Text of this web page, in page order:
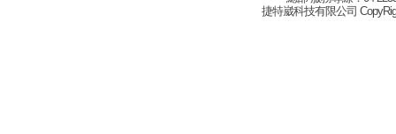
捷特崴科技有限公司